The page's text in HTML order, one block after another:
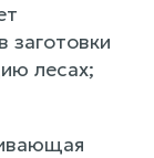
заготовки
лесах;